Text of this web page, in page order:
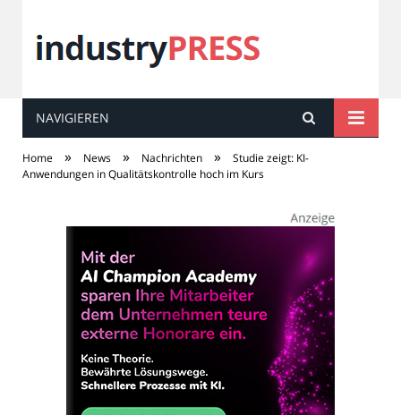
industryPRESS
NAVIGIEREN
Home » News » Nachrichten »
Studie zeigt: KI-
Anwendungen in Qualitätskontrolle hoch im Kurs